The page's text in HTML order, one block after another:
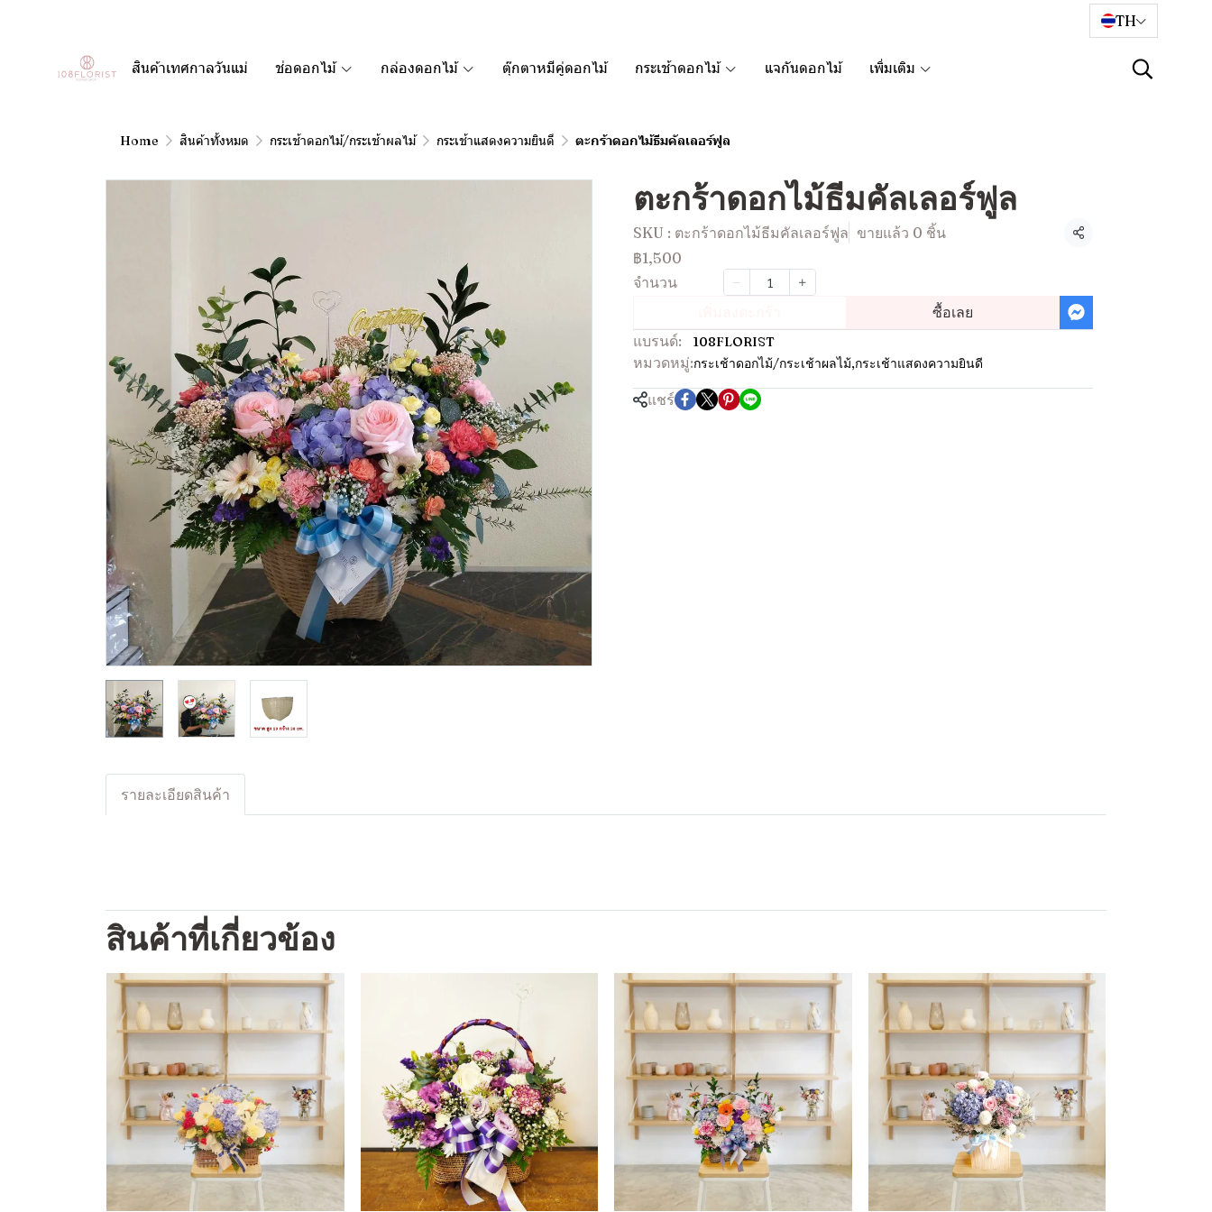
TH
สินค้าเทศกาลวันแม่ ช่อดอกไม้ กล่องดอกไม้ ตุ๊กตาหมีคู่ดอกไม้ กระเช้าดอกไม้ แจกันดอกไม้ เพิ่มเติม
Home สินค้าทั้งหมด กระเช้าดอกไม้/กระเช้าผลไม้ กระเช้าแสดงความยินดี ตะกร้าดอกไม้ธีมคัลเลอร์ฟูล
ตะกร้าดอกไม้ธีมคัลเลอร์ฟูล
SKU : ตะกร้าดอกไม้ธีมคัลเลอร์ฟูล ขายแล้ว 0 ชิ้น
แชร์
฿1,500
จำนวน
ซื้อเลย
แบรนด์:
108FLORIST
หมวดหมู่:กระเช้าดอกไม้/กระเช้าผลไม้,กระเช้าแสดงความยินดี
แชร์
รายละเอียดสินค้า
สินค้าที่เกี่ยวข้อง